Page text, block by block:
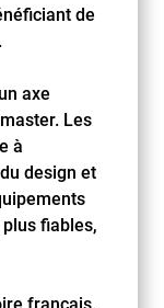
de
axe
Les
à
design et
fiables,